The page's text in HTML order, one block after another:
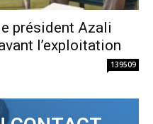
président Azali
l’exploitation
139509